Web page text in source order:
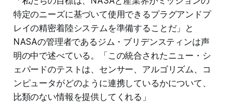
特定のニーズに基づいて使用できるプラグアンドプ
レイの精密着陸システムを準備することだ」と
NASAの管理者であるジム・ブリデンスティンは声
明の中で述べている。「この統合されたニュー・シ
ェパードのテストは、センサー、アルゴリズム、コ
ンピュータがどのように連携しているかについて、
比類のない情報を提供してくれる」